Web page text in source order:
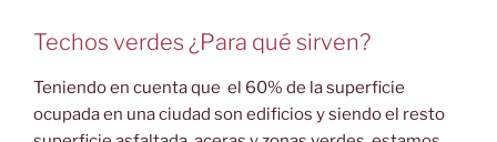
Techos verdes ¿Para qué sirven?
Teniendo en cuenta que el 60% de la superficie
ocupada en una ciudad son edificios y siendo el resto